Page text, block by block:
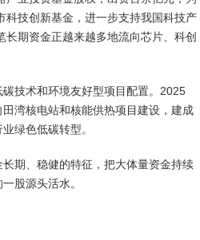
技创新基金，进一步支持我国科技产
期资金正越来越多地流向芯片、科创
技术和环境友好型项目配置。2025
湾核电站和核能供热项目建设，建成
绿色低碳转型。
期、稳健的特征，把大体量资金持续
股源头活水。